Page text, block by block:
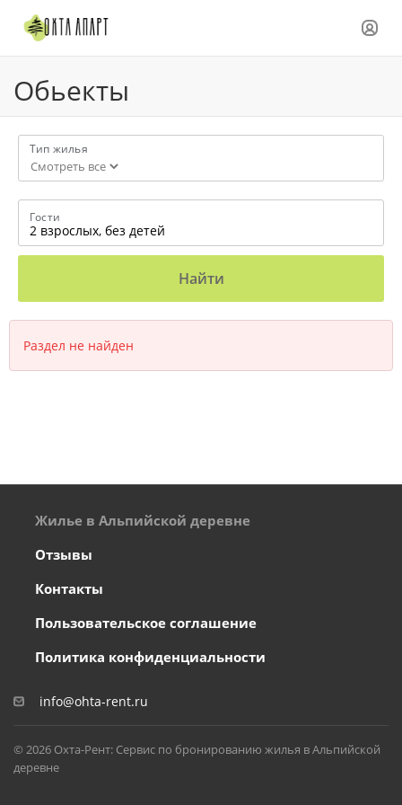
Обьекты
Тип жилья
Гости
2 взрослых, без детей
Найти
Раздел не найден
Жилье в Альпийской деревне
Отзывы
Контакты
Пользовательское соглашение
Политика конфиденциальности
info@ohta-rent.ru
© 2026 Охта-Рент: Сервис по бронированию жилья в Альпийской
деревне